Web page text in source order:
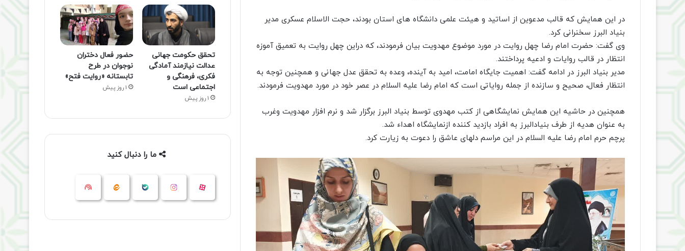
در این همایش که قالب مدعوین از اساتید و هیئت علمی دانشگاه های استان بودند، حجت الاسلام عسکری مدیر
بنیاد البرز سخنرانی کرد.
وی گفت: حضرت امام رضا چهل روایت در مورد موضوع مهدویت بیان فرمودند، که دراین چهل روایت به تعمیق آموزه
انتظار در قالب روایات و ادعیه پرداختند.
مدیر بنیاد البرز در ادامه گفت: اهمیت جایگاه امامت، امید به آینده، وعده به تحقق عدل جهانی و همچنین توجه به
انتظار فعال، صحیح و سازنده از جمله روایاتی است که امام رضا علیه السلام در عصر خود در مورد مهدویت فرمودند.
همچنین در حاشیه این همایش نمایشگاهی از کتب مهدوی توسط بنیاد البرز برگزار شد و نرم افزار مهدویت وغرب
به عنوان هدیه از طرف بنیادالبرز به افراد بازدید کننده ازنمایشگاه اهداء شد.
پرچم حرم امام رضا علیه السلام در این مراسم دلهای عاشق را دعوت به زیارت کرد.
تحقق حکومت جهانی
عدالت نیازمند آمادگی
فکری، فرهنگی و
اجتماعی است
1 روز پیش
حضور فعال دختران
نوجوان در طرح
تابستانه «روایت فتح»
1 روز پیش
ما را دنبال کنید
آپارات اینستاگرام ایتا